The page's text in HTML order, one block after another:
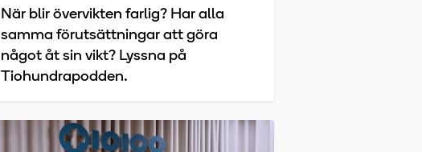
När blir övervikten farlig? Har alla
samma förutsättningar att göra
något åt sin vikt? Lyssna på
Tiohundrapodden.